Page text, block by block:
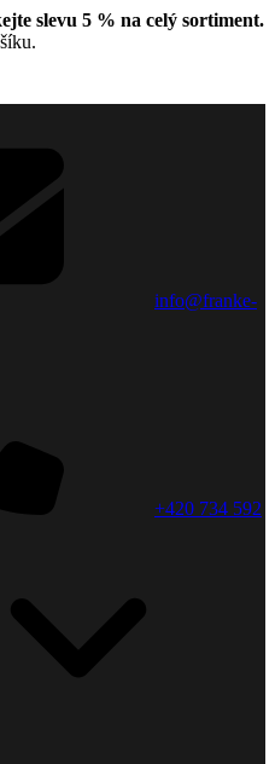
slevu 5 % na celý sortiment.
info@franke-
+420 734 592